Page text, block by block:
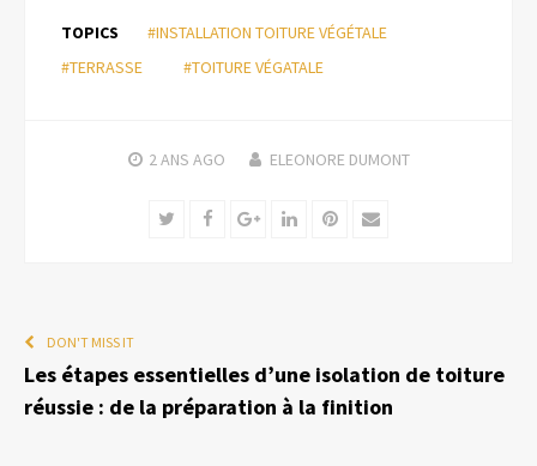
TOPICS
#INSTALLATION TOITURE VÉGÉTALE
#TERRASSE
#TOITURE VÉGATALE
2 ANS AGO ELEONORE DUMONT
TwitterFacebookGoogle+LinkedInPinterest
Email
DON'T MISS IT
Les étapes essentielles d’une isolation de toiture
réussie : de la préparation à la finition